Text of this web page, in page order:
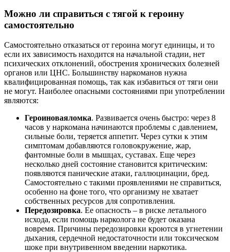
Можно ли справиться с тягой к героину
самостоятельно
Самостоятельно отказаться от героина могут единицы, и то
если их зависимость находится на начальной стадии, нет
психических отклонений, обострения хронических болезней
органов или ЦНС. Большинству наркоманов нужна
квалифицированная помощь, так как избавиться от тяги они
не могут. Наиболее опасными состояниями при употреблении
являются:
Героиноваяломка. Развивается очень быстро: через 8
часов у наркомана начинаются проблемы с давлением,
сильные боли, теряется аппетит. Через сутки к этим
симптомам добавляются головокружение, жар,
фантомные боли в мышцах, суставах. Еще через
несколько дней состояние становится критическим:
появляются панические атаки, галлюцинации, бред.
Самостоятельно с такими проявлениями не справиться,
особенно на фоне того, что организму не хватает
собственных ресурсов для сопротивления.
Передозировка. Ее опасность – в риске летального
исхода, если помощь нарколога не будет оказана
вовремя. Причины передозировки кроются в угнетении
дыхания, сердечной недостаточности или токсическом
шоке при внутривенном введении наркотика.